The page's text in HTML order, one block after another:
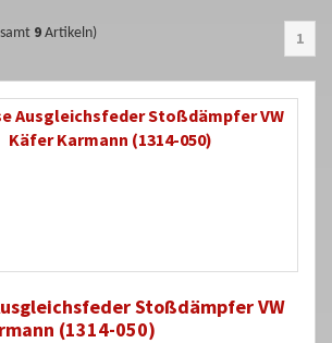
9 Artikeln) 1
Stoßdämpfer VW
(1314-050)